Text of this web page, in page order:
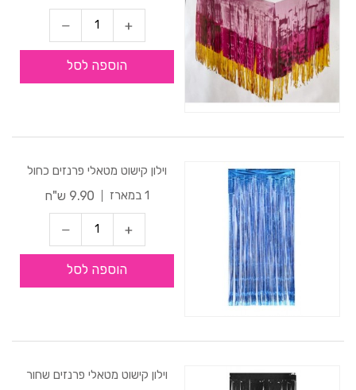
הוספה לסל
וילון קישוט מטאלי פרנזים כחול
1 במארז
9.90 ש"ח
הוספה לסל
וילון קישוט מטאלי פרנזים שחור